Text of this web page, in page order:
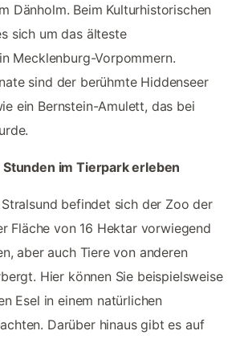
Dänholm. Beim Kulturhistorischen
sich um das älteste
Mecklenburg-Vorpommern.
sind der berühmte Hiddenseer
ein Bernstein-Amulett, das bei
im Tierpark erleben
befindet sich der Zoo der
Fläche von 16 Hektar vorwiegend
aber auch Tiere von anderen
Hier können Sie beispielsweise
Esel in einem natürlichen
Darüber hinaus gibt es auf